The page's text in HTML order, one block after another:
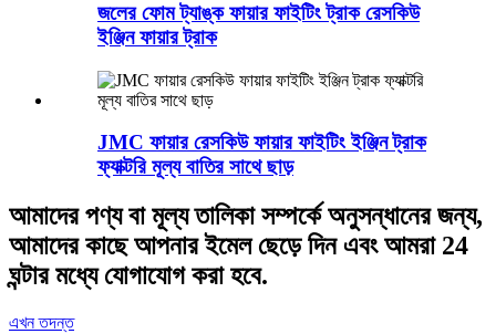
জলের ফোম ট্যাঙ্ক ফায়ার ফাইটিং ট্রাক রেসকিউ
ইঞ্জিন ফায়ার ট্রাক
JMC ফায়ার রেসকিউ ফায়ার ফাইটিং ইঞ্জিন ট্রাক
ফ্যাক্টরি মূল্য বাতির সাথে ছাড়
আমাদের পণ্য বা মূল্য তালিকা সম্পর্কে অনুসন্ধানের জন্য,
আমাদের কাছে আপনার ইমেল ছেড়ে দিন এবং আমরা 24
ঘন্টার মধ্যে যোগাযোগ করা হবে.
এখন তদন্ত